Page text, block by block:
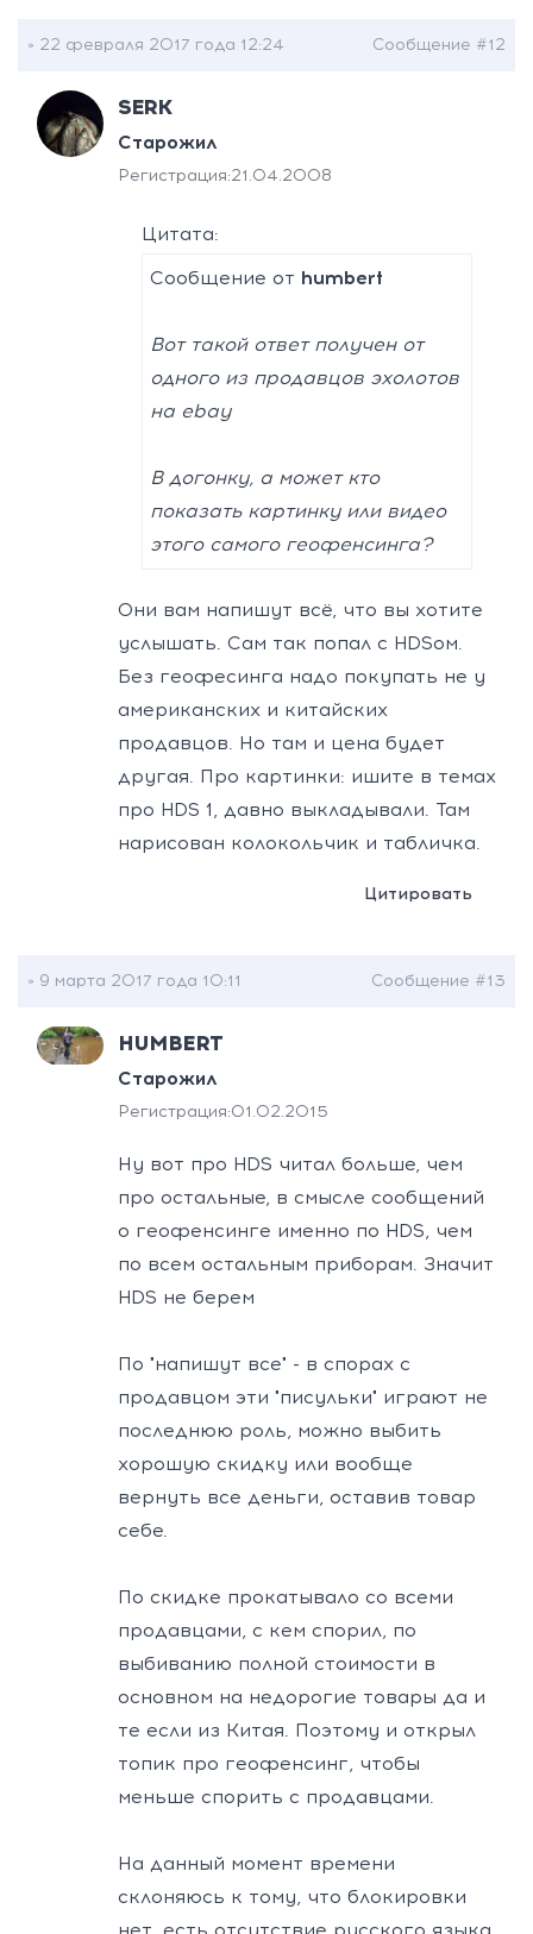
» 22 февраля 2017 года 12:24 Сообщение #12
SERK
Старожил
Регистрация:21.04.2008
Цитата:
Сообщение от humbert
Вот такой ответ получен от
одного из продавцов эхолотов
на ebay
В догонку, а может кто
показать картинку или видео
этого самого геофенсинга?
Они вам напишут всё, что вы хотите
услышать. Сам так попал с HDSом.
Без геофесинга надо покупать не у
американских и китайских
продавцов. Но там и цена будет
другая. Про картинки: ишите в темах
про HDS 1, давно выкладывали. Там
нарисован колокольчик и табличка.
Цитировать
» 9 марта 2017 года 10:11 Сообщение #13
HUMBERT
Старожил
Регистрация:01.02.2015
Ну вот про HDS читал больше, чем
про остальные, в смысле сообщений
о геофенсинге именно по HDS, чем
по всем остальным приборам. Значит
HDS не берем
По "напишут все" - в спорах с
продавцом эти "писульки" играют не
последнюю роль, можно выбить
хорошую скидку или вообще
вернуть все деньги, оставив товар
себе.
По скидке прокатывало со всеми
продавцами, с кем спорил, по
выбиванию полной стоимости в
основном на недорогие товары да и
те если из Китая. Поэтому и открыл
топик про геофенсинг, чтобы
меньше спорить с продавцами.
На данный момент времени
склоняюсь к тому, что блокировки